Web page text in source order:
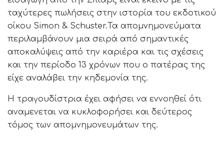
ταχύτερες πωλήσεις στην ιστορία του εκδοτικού
οίκου Simon & Schuster.Τα απομνημονεύματα
περιλαμβάνουν μια σειρά από σημαντικές
αποκαλύψεις από την καριέρα και τις σχέσεις
και την περίοδο 13 χρόνων που ο πατέρας της
είχε αναλάβει την κηδεμονία της.
Η τραγουδίστρια έχει αφήσει να εννοηθεί ότι
αναμενεται να κυκλοφορήσει και δεύτερος
τόμος των απομνημονευμάτων της.